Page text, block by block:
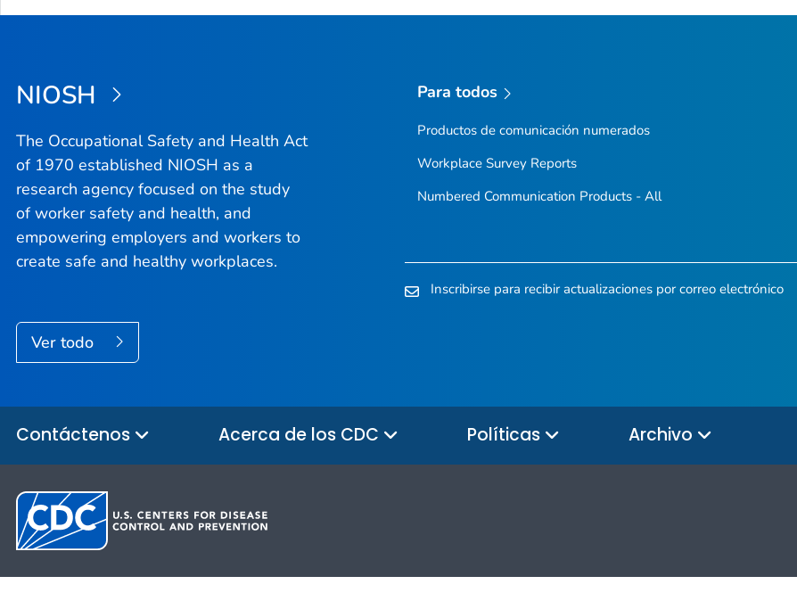
NIOSH
The Occupational Safety and Health Act
of 1970 established NIOSH as a
research agency focused on the study
of worker safety and health, and
empowering employers and workers to
create safe and healthy workplaces.
Ver todo
Para todos
Productos de comunicación numerados
Workplace Survey Reports
Numbered Communication Products - All
Inscribirse para recibir actualizaciones por correo electrónico
Contáctenos Acerca de los CDC Políticas Archivo